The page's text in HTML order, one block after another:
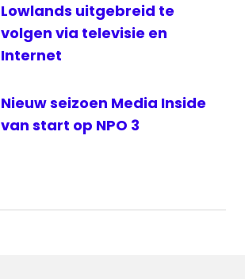
Lowlands uitgebreid te
volgen via televisie en
Internet
Nieuw seizoen Media Inside
van start op NPO 3